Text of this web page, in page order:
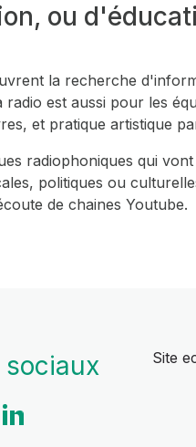
ou
la recherche
est aussi pour les
et pratique artistique
radiophoniques qui
politiques ou
de chaines Youtube.
sociaux Site